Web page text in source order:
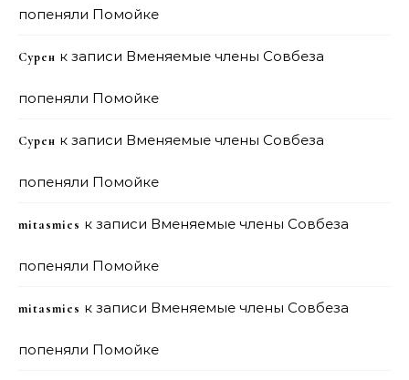
попеняли Помойке
Сурен к записи Вменяемые члены Совбеза
попеняли Помойке
Сурен к записи Вменяемые члены Совбеза
попеняли Помойке
mitasmies к записи Вменяемые члены Совбеза
попеняли Помойке
mitasmies к записи Вменяемые члены Совбеза
попеняли Помойке